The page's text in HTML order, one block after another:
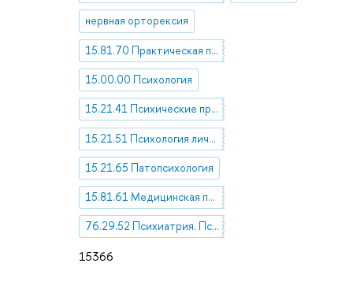
15366
нервная орторексия
15.81.70 Практическая психология
15.00.00 Психология
15.21.41 Психические процессы и состояния
15.21.51 Психология личности
15.21.65 Патопсихология
15.81.61 Медицинская психология
76.29.52 Психиатрия. Психотерапия